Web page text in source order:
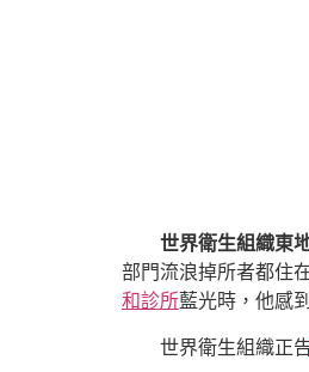
世界衛生組織東
部門流浪掉所者都住
和診所藍光時，他感
世界衛生組織正